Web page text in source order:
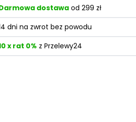
dostawaod 299 zł
dni na zwrot bez powodu
x rat 0% z Przelewy24